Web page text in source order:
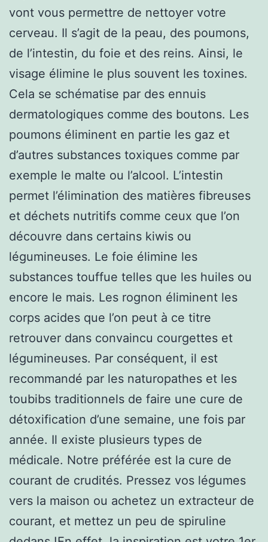
vont vous permettre de nettoyer votre
cerveau. Il s’agit de la peau, des poumons,
de l’intestin, du foie et des reins. Ainsi, le
visage élimine le plus souvent les toxines.
Cela se schématise par des ennuis
dermatologiques comme des boutons. Les
poumons éliminent en partie les gaz et
d’autres substances toxiques comme par
exemple le malte ou l’alcool. L’intestin
permet l’élimination des matières fibreuses
et déchets nutritifs comme ceux que l’on
découvre dans certains kiwis ou
légumineuses. Le foie élimine les
substances touffue telles que les huiles ou
encore le mais. Les rognon éliminent les
corps acides que l’on peut à ce titre
retrouver dans convaincu courgettes et
légumineuses. Par conséquent, il est
recommandé par les naturopathes et les
toubibs traditionnels de faire une cure de
détoxification d’une semaine, une fois par
année. Il existe plusieurs types de
médicale. Notre préférée est la cure de
courant de crudités. Pressez vos légumes
vers la maison ou achetez un extracteur de
courant, et mettez un peu de spiruline